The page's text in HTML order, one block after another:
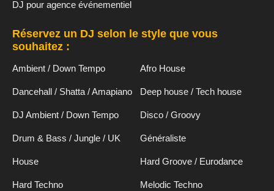
DJ pour agence événementiel
Réservez un DJ selon le style que vous
souhaitez :
Ambient / Down Tempo Afro House
Dancehall / Shatta / Amapiano Deep house / Tech house
DJ Ambient / Down Tempo Disco / Groovy
Drum & Bass / Jungle / UK Généraliste
House Hard Groove / Eurodance
Hard Techno Melodic Techno